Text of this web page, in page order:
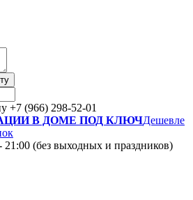
+7 (966) 298-52-01
В ДОМЕ ПОД КЛЮЧДешевле
21:00 (без выходных и праздников)